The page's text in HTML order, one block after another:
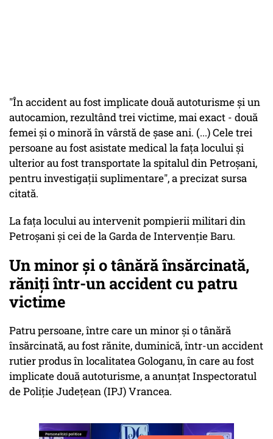
"În accident au fost implicate două autoturisme şi un
autocamion, rezultând trei victime, mai exact - două
femei şi o minoră în vârstă de şase ani. (...) Cele trei
persoane au fost asistate medical la faţa locului şi
ulterior au fost transportate la spitalul din Petroşani,
pentru investigaţii suplimentare", a precizat sursa
citată.
La faţa locului au intervenit pompierii militari din
Petroşani şi cei de la Garda de Intervenţie Baru.
Un minor și o tânără însărcinată,
răniți într-un accident cu patru
victime
Patru persoane, între care un minor şi o tânără
însărcinată, au fost rănite, duminică, într-un accident
rutier produs în localitatea Gologanu, în care au fost
implicate două autoturisme, a anunţat Inspectoratul
de Poliţie Judeţean (IPJ) Vrancea.